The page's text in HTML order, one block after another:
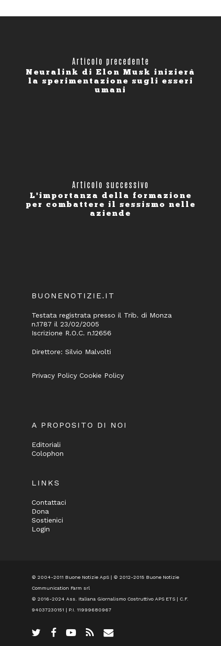
Articolo precedente
Neuralink di Elon Musk inizierà
la sperimentazione sugli esseri
umani
Articolo successivo
L'importanza della formazione
per combattere il sessismo nelle
aziende
BUONENOTIZIE.IT
Testata registrata presso il Trib. di Monza
n.1787 il 23/02/2005
Iscrizione R.O.C. n.12656
Direttore: Silvio Malvolti
Privacy Policy Cookie Policy
A PROPOSITO DI NOI
Editoriali
Colophon
LINKS
Contattaci
Dona
Sostienici
Login
© 2004-2011 Buone Notizie ApS | © 2012-2015 Buone Notizie
Communication Farm srl
© 2016-2024 Ass. Italiana Giornalismo Costruttivo APS ETS | C.F.
94037230151 | P.I. 11999680967